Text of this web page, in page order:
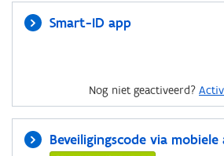
Smart-ID app
Nog niet geactiveerd?
Beveiligingscode via mobiele